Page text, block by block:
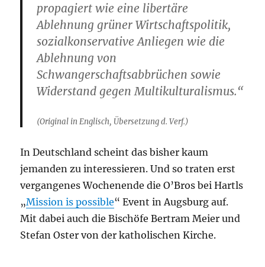
propagiert wie eine libertäre
Ablehnung grüner Wirtschaftspolitik,
sozialkonservative Anliegen wie die
Ablehnung von
Schwangerschaftsabbrüchen sowie
Widerstand gegen Multikulturalismus.“
(Original in Englisch, Übersetzung d. Verf.)
In Deutschland scheint das bisher kaum
jemanden zu interessieren. Und so traten erst
vergangenes Wochenende die O’Bros bei Hartls
„Mission is possible“ Event in Augsburg auf.
Mit dabei auch die Bischöfe Bertram Meier und
Stefan Oster von der katholischen Kirche.